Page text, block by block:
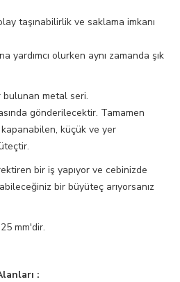
taşınabilirlik ve saklama imkanı
yardımcı olurken aynı zamanda şık
bulunan metal seri.
gönderilecektir. Tamamen
küçük ve yer
bir iş yapıyor ve cebinizde
bir büyüteç arıyorsanız
mm'dir.
: